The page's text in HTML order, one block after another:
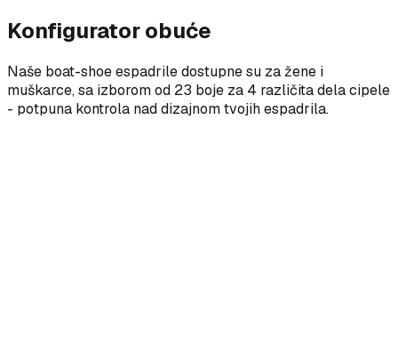
Konfigurator obuće
Naše boat-shoe espadrile dostupne su za žene i
muškarce, sa izborom od 23 boje za 4 različita dela cipele
- potpuna kontrola nad dizajnom tvojih espadrila.